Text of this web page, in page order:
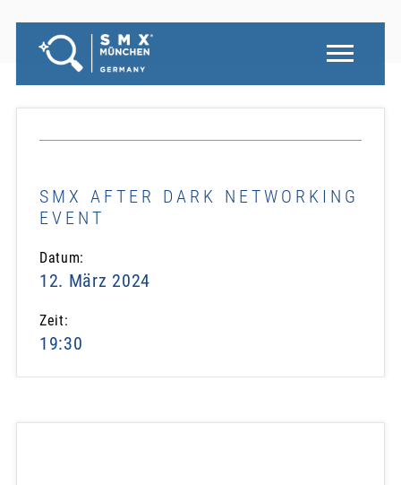
SMX AFTER DARK NETWORKING
EVENT
Datum:
12. März 2024
Zeit:
19:30